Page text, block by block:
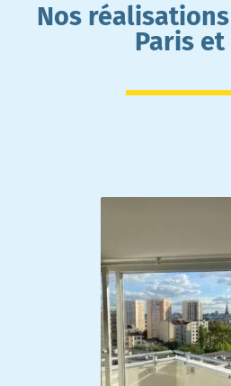
Nos
Paris et